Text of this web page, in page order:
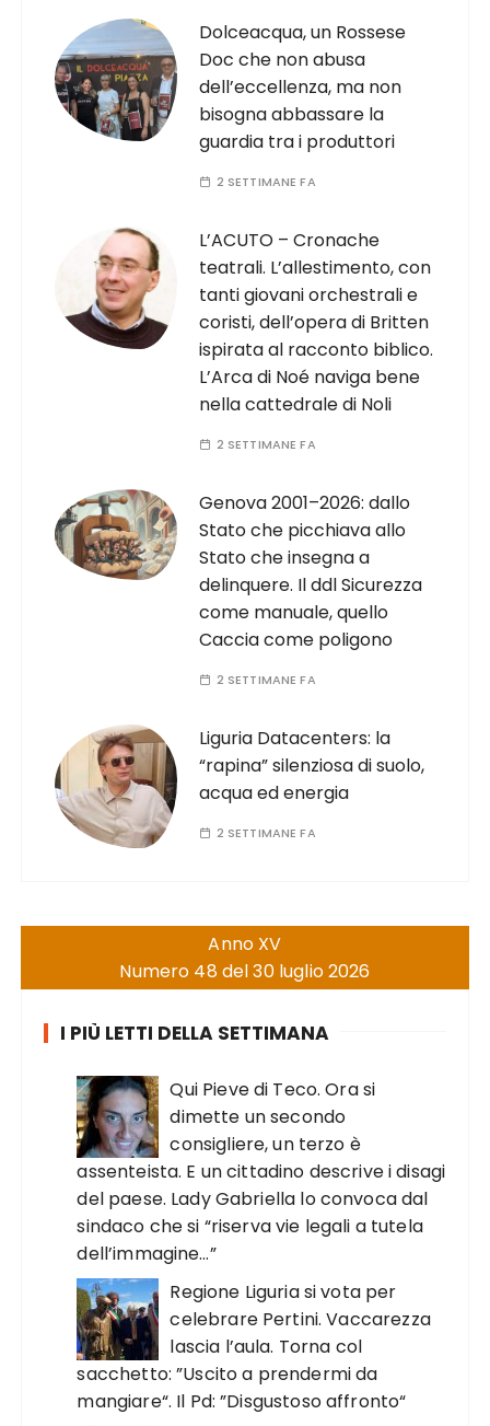
Dolceacqua, un Rossese
Doc che non abusa
dell’eccellenza, ma non
bisogna abbassare la
guardia tra i produttori
2 SETTIMANE FA
L’ACUTO – Cronache
teatrali. L’allestimento, con
tanti giovani orchestrali e
coristi, dell’opera di Britten
ispirata al racconto biblico.
L’Arca di Noé naviga bene
nella cattedrale di Noli
2 SETTIMANE FA
Genova 2001–2026: dallo
Stato che picchiava allo
Stato che insegna a
delinquere. Il ddl Sicurezza
come manuale, quello
Caccia come poligono
2 SETTIMANE FA
Liguria Datacenters: la
“rapina” silenziosa di suolo,
acqua ed energia
2 SETTIMANE FA
Anno XV
Numero 48 del 30 luglio 2026
I PIÙ LETTI DELLA SETTIMANA
Qui Pieve di Teco. Ora si
dimette un secondo
consigliere, un terzo è
assenteista. E un cittadino descrive i disagi
del paese. Lady Gabriella lo convoca dal
sindaco che si “riserva vie legali a tutela
dell’immagine…”
Regione Liguria si vota per
celebrare Pertini. Vaccarezza
lascia l’aula. Torna col
sacchetto: ”Uscito a prendermi da
mangiare“. Il Pd: ”Disgustoso affronto“